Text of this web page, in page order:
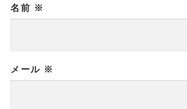
名前 ※
メール ※